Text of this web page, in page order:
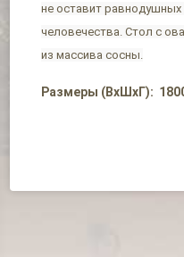
не оставит
человечества. Стол с
из массива сосны.
Размеры (ВхШхГ):